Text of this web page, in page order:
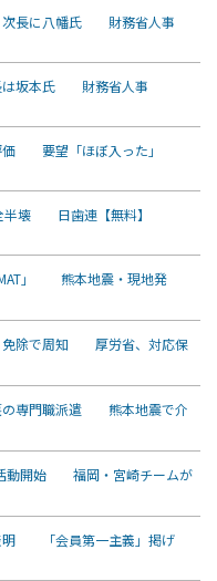
次長に八幡氏 財務省人事
は坂本氏 財務省人事
価 要望「ほぼ入った」
半壊 日歯連【無料】
」 熊本地震・現地発
免除で周知 厚労省、対応保
の専門職派遣 熊本地震で介
動開始 福岡・宮崎チームが
明 「会員第一主義」掲げ